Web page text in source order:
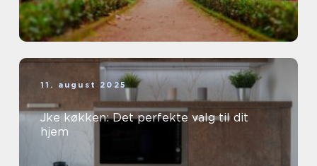
11. august 2025
Jke køkken: Det perfekte valg til dit
hjem